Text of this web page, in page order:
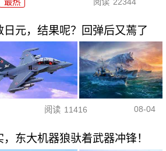
元，结果呢？回弹后又蔫了
阅读 11416 08-04
东大机器狼驮着武器冲锋！